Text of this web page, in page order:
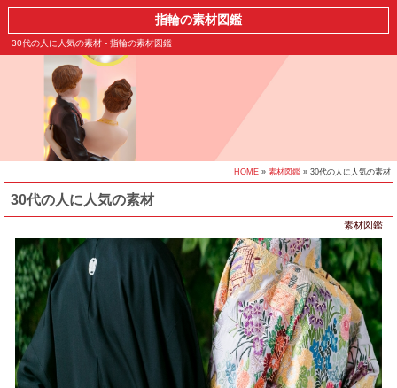
指輪の素材図鑑
30代の人に人気の素材 - 指輪の素材図鑑
HOME » 素材図鑑 » 30代の人に人気の素材
30代の人に人気の素材
素材図鑑